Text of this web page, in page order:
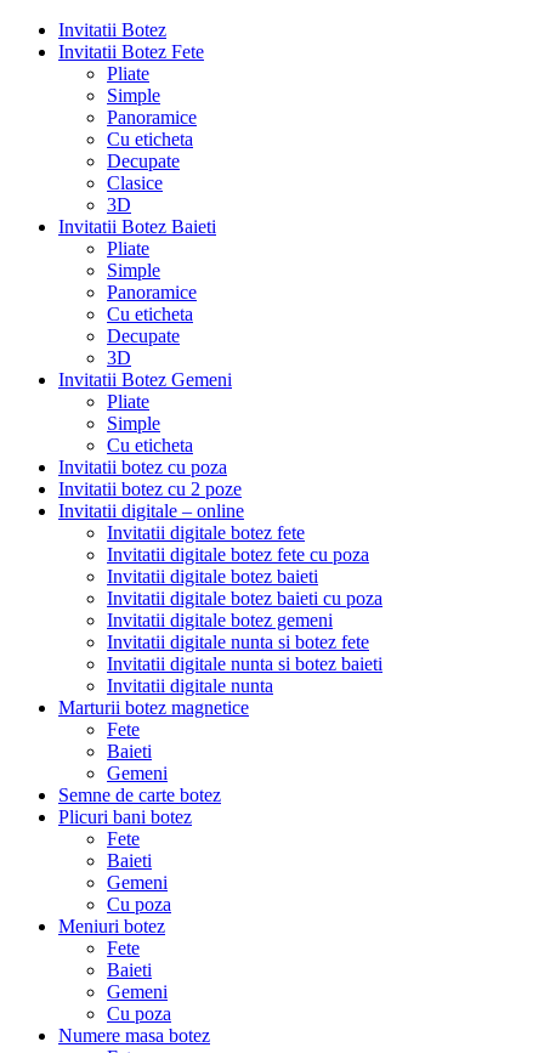
Invitatii Botez
Invitatii Botez Fete
Pliate
Simple
Panoramice
Cu eticheta
Decupate
Clasice
3D
Invitatii Botez Baieti
Pliate
Simple
Panoramice
Cu eticheta
Decupate
3D
Invitatii Botez Gemeni
Pliate
Simple
Cu eticheta
Invitatii botez cu poza
Invitatii botez cu 2 poze
Invitatii digitale – online
Invitatii digitale botez fete
Invitatii digitale botez fete cu poza
Invitatii digitale botez baieti
Invitatii digitale botez baieti cu poza
Invitatii digitale botez gemeni
Invitatii digitale nunta si botez fete
Invitatii digitale nunta si botez baieti
Invitatii digitale nunta
Marturii botez magnetice
Fete
Baieti
Gemeni
Semne de carte botez
Plicuri bani botez
Fete
Baieti
Gemeni
Cu poza
Meniuri botez
Fete
Baieti
Gemeni
Cu poza
Numere masa botez